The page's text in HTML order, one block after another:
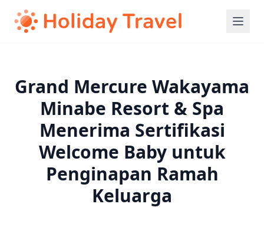
Grand Mercure Wakayama
Minabe Resort & Spa
Menerima Sertifikasi
Welcome Baby untuk
Penginapan Ramah
Keluarga